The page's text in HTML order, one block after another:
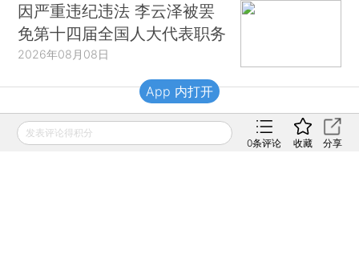
因严重违纪违法 李云泽被罢
免第十四届全国人大代表职务
2026年08月08日
财新移动
发表评论得积分
0条评论 收藏 分享
App 内打开